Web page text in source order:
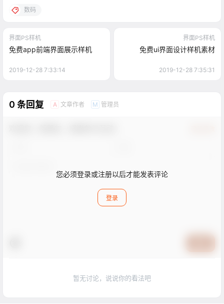
数码
界面PS样机
免费app前端界面展示样机
2019-12-28 7:33:14
界面PS样机
免费ui界面设计样机素材
2019-12-28 7:35:31
0 条回复 A 文章作者 M 管理员
您必须登录或注册以后才能发表评论
登录
暂无讨论，说说你的看法吧